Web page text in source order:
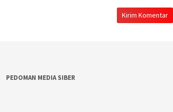
PEDOMAN MEDIA SIBER